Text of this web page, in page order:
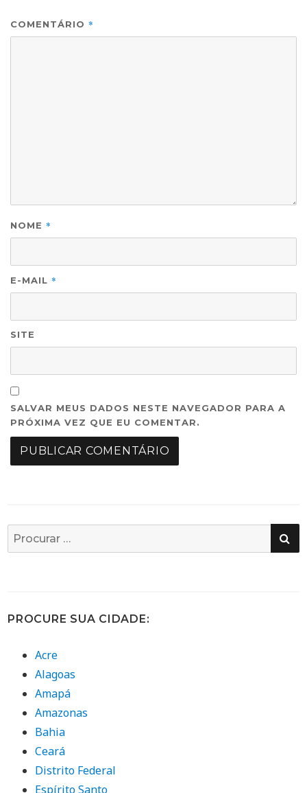
COMENTÁRIO *
NOME *
E-MAIL *
SITE
SALVAR MEUS DADOS NESTE NAVEGADOR PARA A
PRÓXIMA VEZ QUE EU COMENTAR.
Busca
por:
PROCURE SUA CIDADE:
Acre
Alagoas
Amapá
Amazonas
Bahia
Ceará
Distrito Federal
Espírito Santo